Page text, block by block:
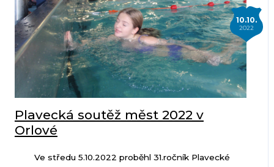
10.10.
2022
Plavecká soutěž měst 2022 v
Orlové
Ve středu 5.10.2022 proběhl 31.ročník Plavecké